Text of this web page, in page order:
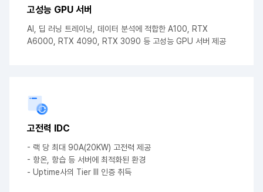
고성능 GPU 서버
AI, 딥 러닝 트레이닝, 데이터 분석에 적합한 A100, RTX
A6000, RTX 4090, RTX 3090 등 고성능 GPU 서버 제공
고전력 IDC
- 랙 당 최대 90A(20KW) 고전력 제공
- 항온, 항습 등 서버에 최적화된 환경
- Uptime사의 Tier Ⅲ 인증 취득